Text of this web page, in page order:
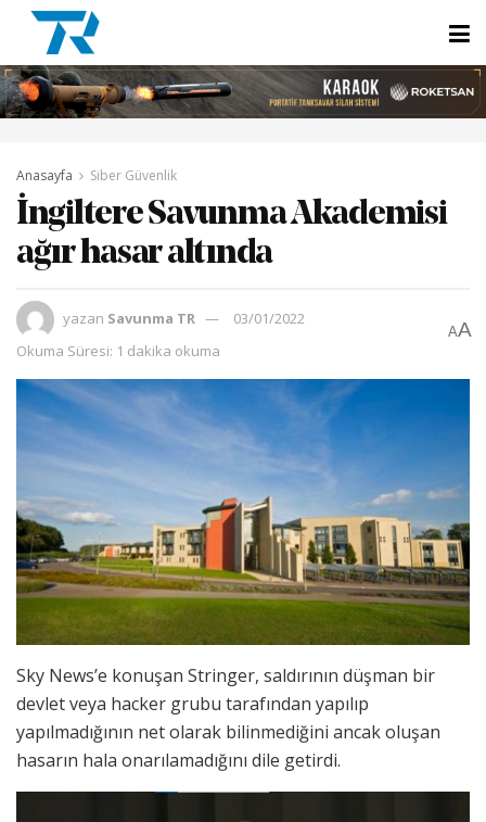
Anasayfa Siber Güvenlik
İngiltere Savunma Akademisi
ağır hasar altında
yazan Savunma TR
03/01/2022
Okuma Süresi: 1 dakika okuma
AA
Sky News’e konuşan Stringer, saldırının düşman bir
devlet veya hacker grubu tarafından yapılıp
yapılmadığının net olarak bilinmediğini ancak oluşan
hasarın hala onarılamadığını dile getirdi.